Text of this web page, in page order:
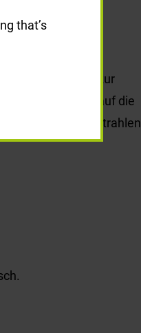
zusätzlich zur
mit Aussicht auf die
ein paar Sonnenstrahlen
that’s